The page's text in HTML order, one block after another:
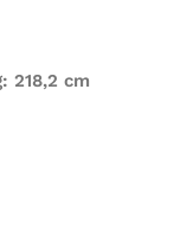
218,2 cm